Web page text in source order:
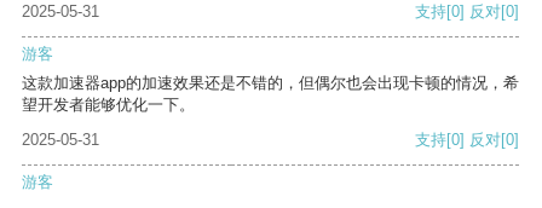
2025-05-31 支持[0] 反对[0]
游客
这款加速器app的加速效果还是不错的，但偶尔也会出现卡顿的情况，希
望开发者能够优化一下。
2025-05-31
支持[0] 反对[0]
游客